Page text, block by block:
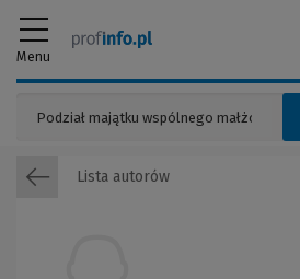
Menu
Lista autorów